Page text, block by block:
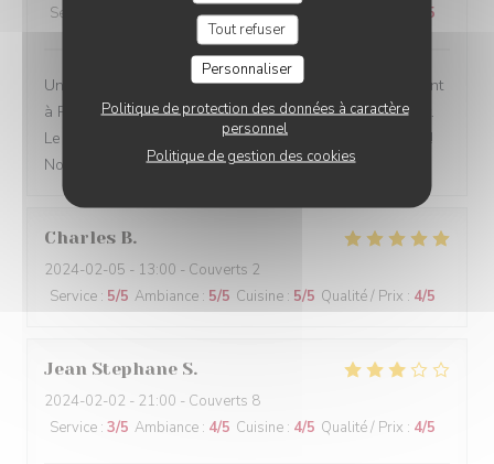
Tout refuser
Personnaliser
Politique de protection des données à caractère
personnel
Politique de gestion des cookies
Service
Ambiance:4/5 Cuisine:5 /5
Un bistrot traditionnel, comme on en trouve trop rarement
à Paris. La décoration, la présentation des plats, le goût.
Le service sont à la hauteur de notre tradition culinaire !
Nous recommandons.
Charles B
2024-02-05 - 13:00 - Couverts 2
Service : 5/5 Ambiance : 5/5 Cuisine : 5/5 Qualité / Prix : 4/5
Jean Stephane S
2024-02-02 - 21:00 - Couverts 8
Service : 3/5 Ambiance : 4/5 Cuisine : 4/5 Qualité / Prix : 4/5